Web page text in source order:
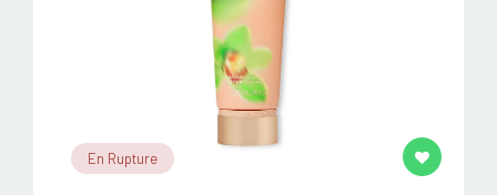
En Rupture